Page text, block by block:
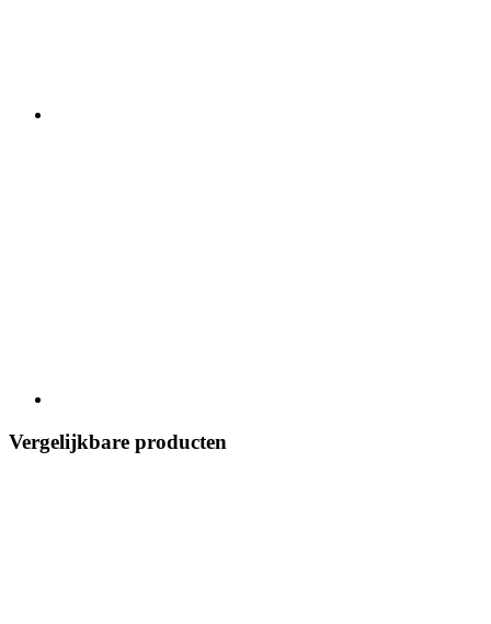
Vergelijkbare producten